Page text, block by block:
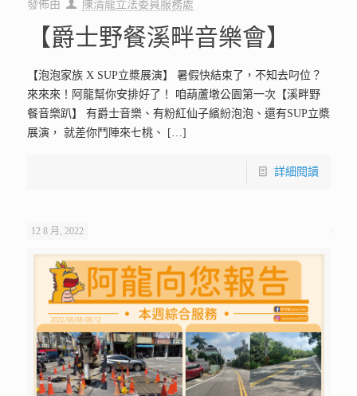
發佈由 陳清龍立法委員服務處
【爵士野餐溪畔音樂會】
【泡泡家族 X SUP立槳展演】 暑假快結束了，不知去叼位？
來來來！阿龍幫你安排好了！ 咱葫蘆墩公園第一次【溪畔野
餐音樂趴】 有爵士音樂、有粉紅仙子繽紛泡泡、還有SUP立槳
展演， 就差你鬥陣來七桃、
[…]
詳細閱讀
12 8 月, 2022